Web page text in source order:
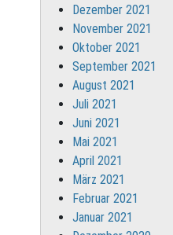
Dezember 2021
November 2021
Oktober 2021
September 2021
August 2021
Juli 2021
Juni 2021
Mai 2021
April 2021
März 2021
Februar 2021
Januar 2021